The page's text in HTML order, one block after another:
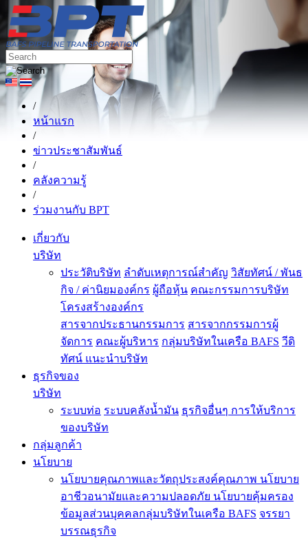
/
หน้าแรก
/
ข่าวประชาสัมพันธ์
/
คลังความรู้
/
ร่วมงานกับ BPT
เกี่ยวกับ
บริษัท
ประวัติบริษัท ลำดับเหตุการณ์สำคัญ วิสัยทัศน์ / พันธ
กิจ / ค่านิยมองค์กร ผู้ถือหุ้น คณะกรรมการบริษัท
โครงสร้างองค์กร
สารจากประธานกรรมการ สารจากกรรมการผู้
จัดการ คณะผู้บริหาร กลุ่มบริษัทในเครือ BAFS วีดิ
ทัศน์ แนะนำบริษัท
ธุรกิจของ
บริษัท
ระบบท่อ ระบบคลังน้ำมัน ธุรกิจอื่นๆ การให้บริการ
ของบริษัท
กลุ่มลูกค้า
นโยบาย
นโยบายคุณภาพและวัตถุประสงค์คุณภาพ นโยบาย
อาชีวอนามัยและความปลอดภัย นโยบายคุ้มครอง
ข้อมูลส่วนบุคคลกลุ่มบริษัทในเครือ BAFS จรรยา
บรรณธุรกิจ